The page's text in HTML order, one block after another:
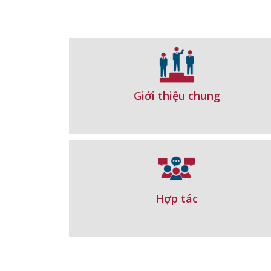
Giới thiệu chung
Hợp tác